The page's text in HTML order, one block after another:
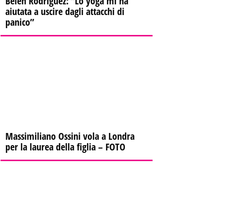
aiutata a uscire dagli attacchi di
panico”
Massimiliano Ossini vola a Londra
per la laurea della figlia – FOTO